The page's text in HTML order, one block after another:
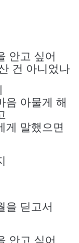
찾
안고 싶어
건 아니었나
음 아물게 해
게 말했으면
을 딛고서
안고 싶어